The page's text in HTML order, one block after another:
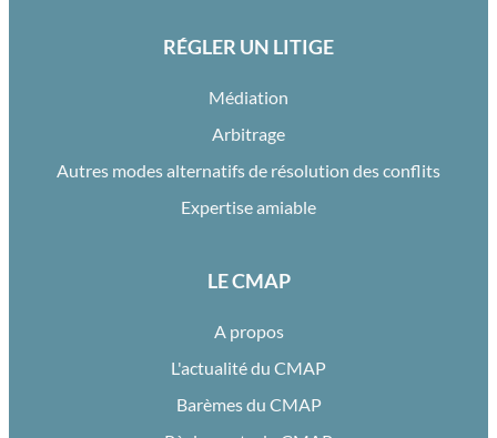
RÉGLER UN LITIGE
Médiation
Arbitrage
Autres modes alternatifs de résolution des conflits
Expertise amiable
LE CMAP
A propos
L'actualité du CMAP
Barèmes du CMAP